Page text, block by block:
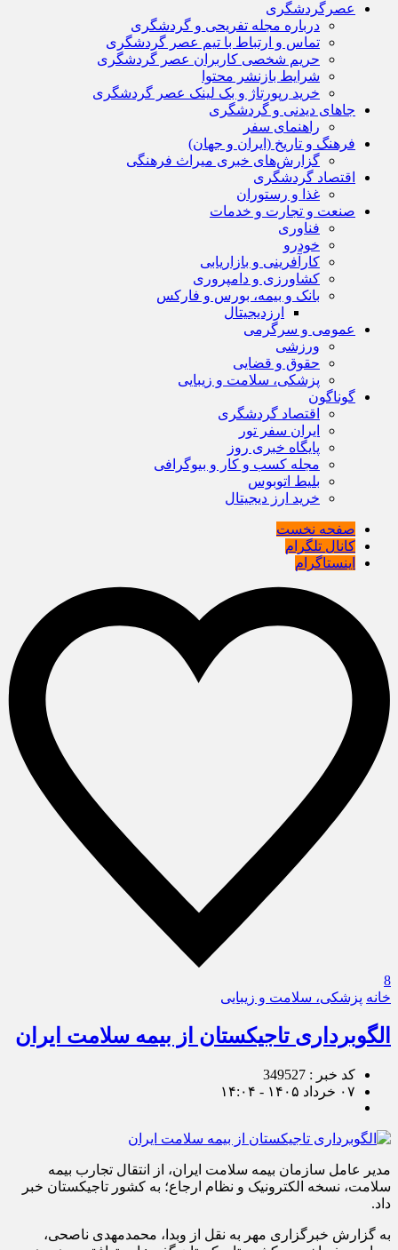
عصرگردشگری
درباره مجله تفریحی و گردشگری
تماس و ارتباط با تیم عصر گردشگری
حریم شخصی کاربران عصر گردشگری
شرایط بازنشر محتوا
خرید رپورتاژ و بک لینک عصر گردشگری
جاهای دیدنی و گردشگری
راهنمای سفر
فرهنگ و تاریخ (ایران و جهان)
گزارش‌های خبری میراث فرهنگی
اقتصاد گردشگری
غذا و رستوران
صنعت و تجارت و خدمات
فناوری
خودرو
کارآفرینی و بازاریابی
کشاورزی و دامپروری
بانک و بیمه، بورس و فارکس
ارزدیجیتال
عمومی و سرگرمی
ورزشی
حقوق و قضایی
پزشکی، سلامت و زیبایی
گوناگون
اقتصاد گردشگری
ایران سفر تور
پایگاه خبری روز
مجله کسب و کار و بیوگرافی
بلیط اتوبوس
خرید ارز دیجیتال
صفحه نخست
کانال تلگرام
اینستاگرام
8
خانه پزشکی، سلامت و زیبایی
الگوبرداری تاجیکستان از بیمه سلامت ایران
کد خبر : 349527
۰۷ خرداد ۱۴۰۵ - ۱۴:۰۴
مدیر عامل سازمان بیمه سلامت ایران، از انتقال تجارب بیمه
سلامت، نسخه الکترونیک و نظام ارجاع؛ به کشور تاجیکستان خبر
داد.
به گزارش خبرگزاری مهر به نقل از وبدا، محمدمهدی ناصحی،